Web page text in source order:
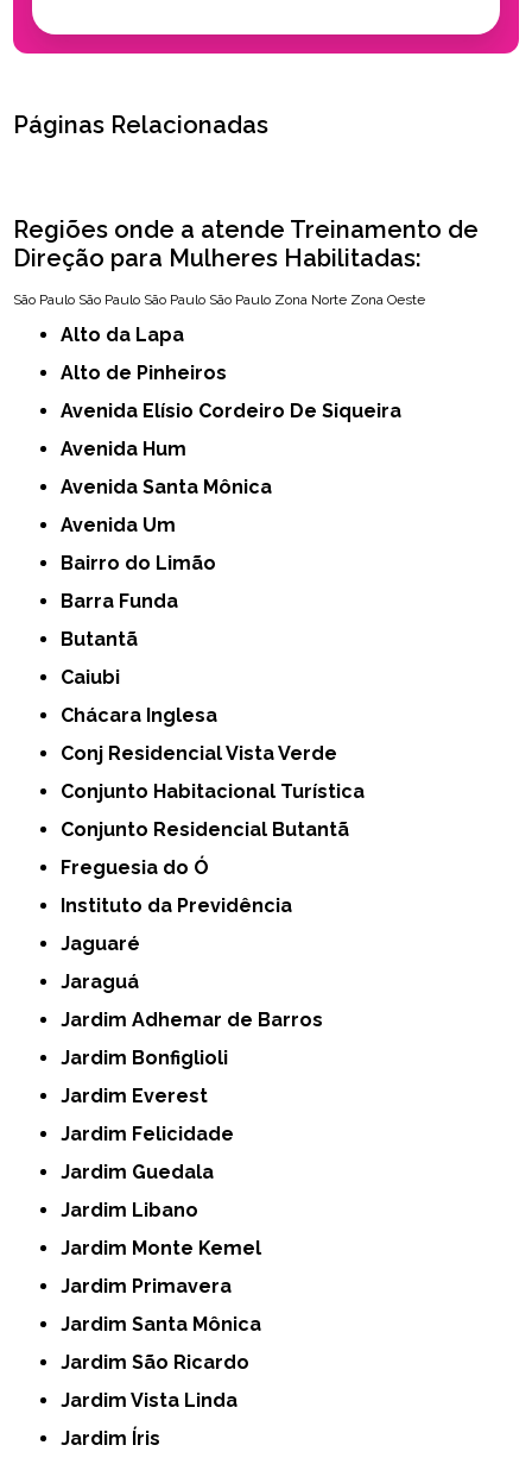
Páginas Relacionadas
Regiões onde a atende Treinamento de
Direção para Mulheres Habilitadas:
São Paulo São Paulo São Paulo São Paulo Zona Norte Zona Oeste
Alto da Lapa
Alto de Pinheiros
Avenida Elísio Cordeiro De Siqueira
Avenida Hum
Avenida Santa Mônica
Avenida Um
Bairro do Limão
Barra Funda
Butantã
Caiubi
Chácara Inglesa
Conj Residencial Vista Verde
Conjunto Habitacional Turística
Conjunto Residencial Butantã
Freguesia do Ó
Instituto da Previdência
Jaguaré
Jaraguá
Jardim Adhemar de Barros
Jardim Bonfiglioli
Jardim Everest
Jardim Felicidade
Jardim Guedala
Jardim Libano
Jardim Monte Kemel
Jardim Primavera
Jardim Santa Mônica
Jardim São Ricardo
Jardim Vista Linda
Jardim Íris